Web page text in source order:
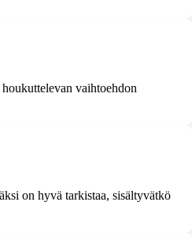
vaihtoehdon
on hyvä tarkistaa, sisältyvätkö